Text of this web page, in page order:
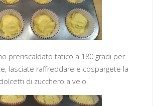
preriscaldato tatico a 180 gradi per
lasciate raffreddare e cospargete la
di zucchero a velo.